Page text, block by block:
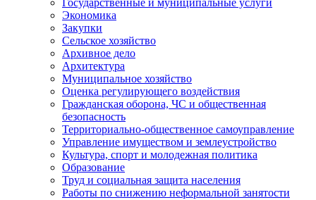
Государственные и муниципальные услуги
Экономика
Закупки
Сельское хозяйство
Архивное дело
Архитектура
Муниципальное хозяйство
Оценка регулирующего воздействия
Гражданская оборона, ЧС и общественная
безопасность
Территориально-общественное самоуправление
Управление имуществом и землеустройство
Культура, спорт и молодежная политика
Образование
Труд и социальная защита населения
Работы по снижению неформальной занятости